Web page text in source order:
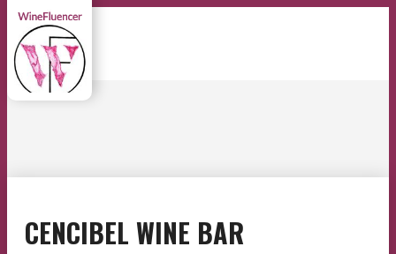
CENCIBEL WINE BAR